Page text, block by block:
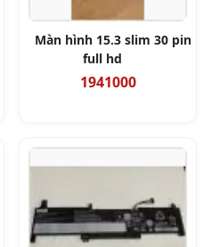
Màn hình 15.3 slim 30 pin
full hd
1941000